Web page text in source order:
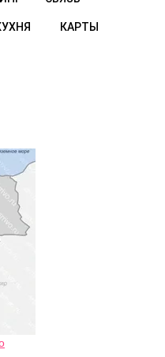
КАРТЫ